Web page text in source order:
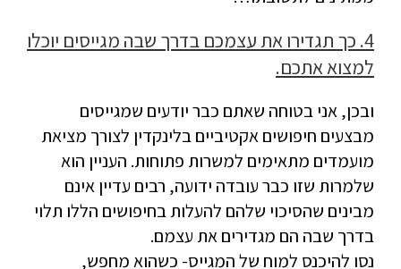
4. כך תגדירו את עצמכם בדרך שבה מגייסים יוכלו
למצוא אתכם.
ובכן, אני בטוחה שאתם כבר יודעים שמגייסים
מבצעים חיפושים אקטיביים בלינקדין לצורך מציאת
מועמדים מתאימים למשרות פתוחות. העניין הוא
שלמרות שזו כבר עובדה ידועה, רבים עדיין אינם
מבינים שהסיכוי שלהם להעלות בחיפושים הללו תלוי
בדרך שבה הם מגדירים את עצמם.
נסו להיכנס למוח של המגייס- כשהוא מחפש,